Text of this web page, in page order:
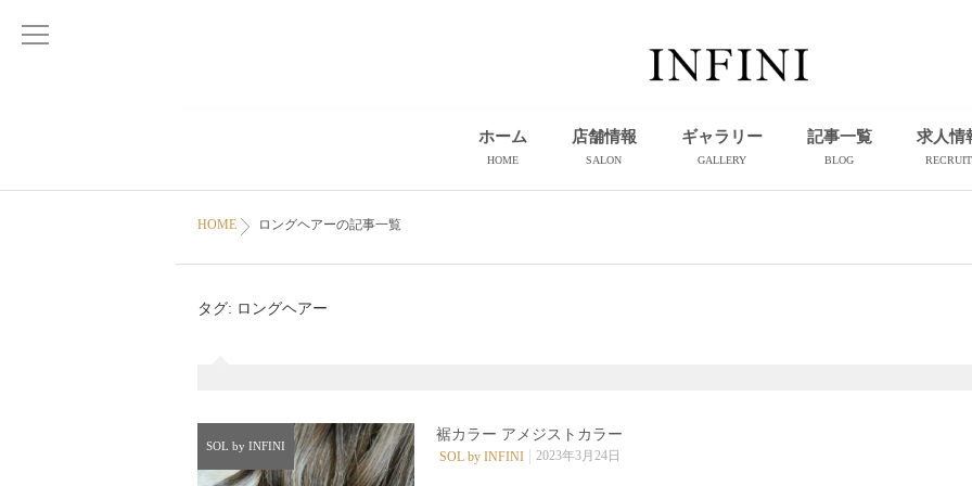
ホーム
HOME
店舗情報
SALON
ギャラリー
GALLERY
記事一覧
BLOG
求人情
RECRUIT
HOME ロングヘアーの記事一覧
タグ: ロングヘアー
SOL by INFINI
裾カラー アメジストカラー
SOL by INFINI 2023年3月24日